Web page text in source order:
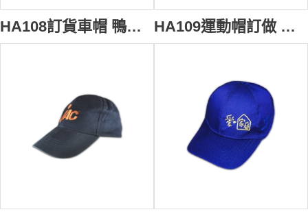
HA108訂貨車帽 鴨舌帽訂做 鴨舌帽專門店 HA109運動帽訂做 運動帽DIY 運動帽製造商hk 龍舟帽